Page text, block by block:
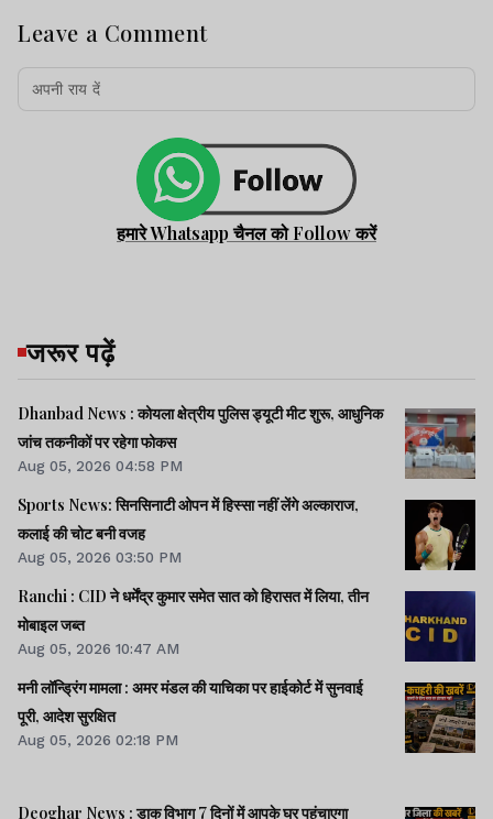
Leave a Comment
हमारे Whatsapp चैनल को Follow करें
जरूर पढ़ें
Dhanbad News : कोयला क्षेत्रीय पुलिस ड्यूटी मीट शुरू, आधुनिक
जांच तकनीकों पर रहेगा फोकस
Aug 05, 2026 04:58 PM
Sports News: सिनसिनाटी ओपन में हिस्सा नहीं लेंगे अल्काराज,
कलाई की चोट बनी वजह
Aug 05, 2026 03:50 PM
Ranchi : CID ने धर्मेंद्र कुमार समेत सात को हिरासत में लिया, तीन
मोबाइल जब्त
Aug 05, 2026 10:47 AM
मनी लॉन्ड्रिंग मामला : अमर मंडल की याचिका पर हाईकोर्ट में सुनवाई
पूरी, आदेश सुरक्षित
Aug 05, 2026 02:18 PM
Deoghar News : डाक विभाग 7 दिनों में आपके घर पहुंचाएगा